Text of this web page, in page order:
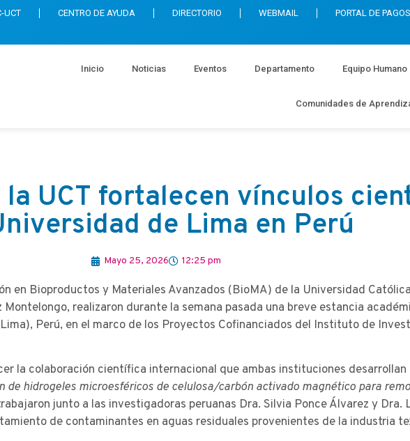
UCT CENTRO DE AYUDA DIRECTORIO WEBMAIL PORTAL DE PAGOS
Inicio Noticias Eventos Departamento Equipo Humano
Comunidades de
UCT fortalecen vínculos
de Lima en Perú
Mayo 25, 2026 12:25 pm
en Bioproductos y Materiales Avanzados (BioMA) de la Universidad
Montelongo, realizaron durante la semana pasada una breve estancia
Perú, en el marco de los Proyectos Cofinanciados del Instituto de
la colaboración científica internacional que ambas instituciones
de hidrogeles microesféricos de celulosa/carbón activado magnético para
junto a las investigadoras peruanas Dra. Silvia Ponce Álvarez y Dra.
de contaminantes en aguas residuales provenientes de la industria